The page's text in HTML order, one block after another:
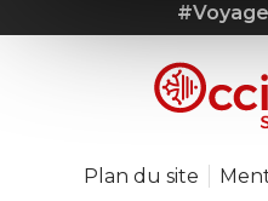
Plan du site